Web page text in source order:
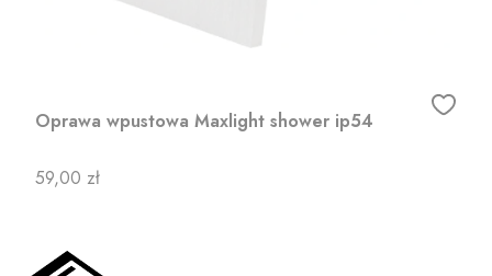
Oprawa wpustowa Maxlight shower ip54
Cena
59,00 zł